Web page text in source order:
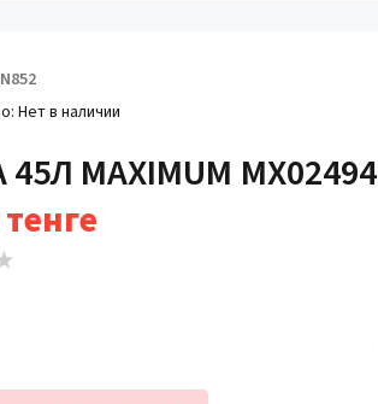
Нет в наличии
MAXIMUM MX02494
тенге